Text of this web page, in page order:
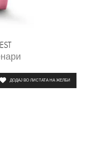
ДОДАЈ ВО ЛИСТАТА НА ЖЕЛБИ